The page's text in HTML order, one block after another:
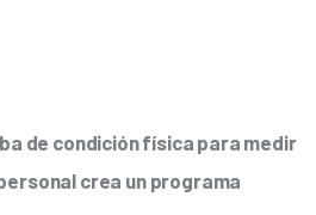
de condición física para medir
crea un programa